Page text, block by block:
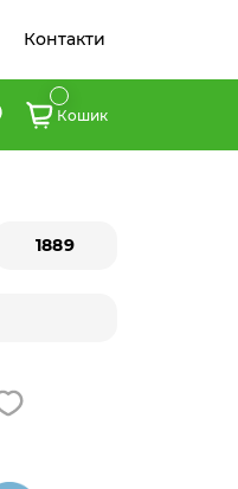
Контакти
Кошик
1889